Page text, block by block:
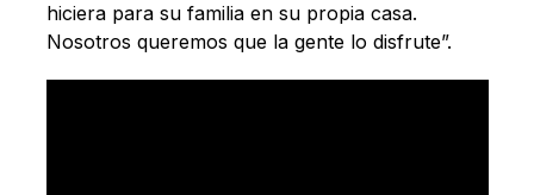
hiciera para su familia en su propia casa.
Nosotros queremos que la gente lo disfrute”.